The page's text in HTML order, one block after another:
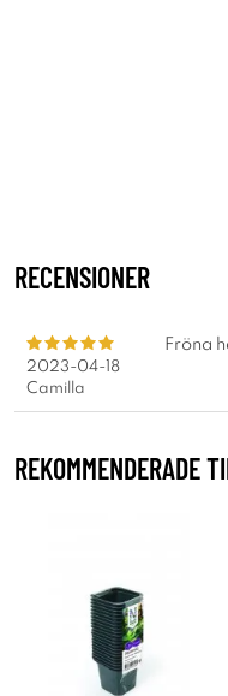
RECENSIONER
2023-04-18
Camilla
Fröna
REKOMMENDERADE